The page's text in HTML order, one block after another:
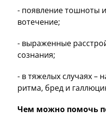
- по­яв­ление тош­но­ты
воте­чение;
- вы­ражен­ные
соз­на­ния;
- в тяжелых случаях –
ритма, бред и
Чем можно помочь